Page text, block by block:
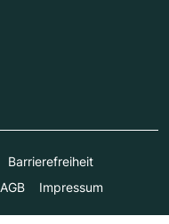
Barrierefreiheit
AGB Impressum